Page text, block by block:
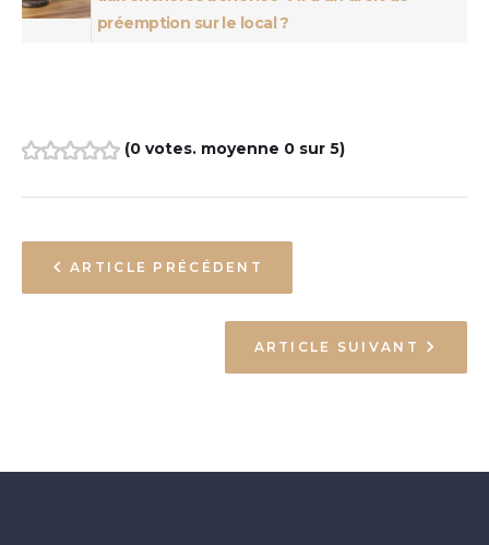
préemption sur le local ?
(0 votes. moyenne 0sur 5)
ARTICLE PRÉCÉDENT
ARTICLE SUIVANT